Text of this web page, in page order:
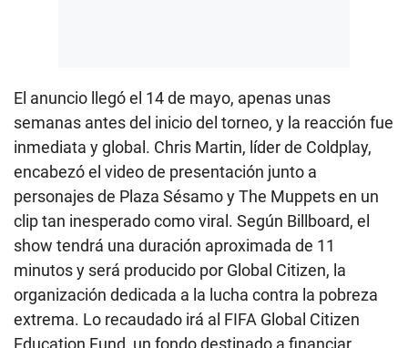
El anuncio llegó el 14 de mayo, apenas unas
semanas antes del inicio del torneo, y la reacción fue
inmediata y global. Chris Martin, líder de Coldplay,
encabezó el video de presentación junto a
personajes de Plaza Sésamo y The Muppets en un
clip tan inesperado como viral. Según Billboard, el
show tendrá una duración aproximada de 11
minutos y será producido por Global Citizen, la
organización dedicada a la lucha contra la pobreza
extrema. Lo recaudado irá al FIFA Global Citizen
Education Fund, un fondo destinado a financiar